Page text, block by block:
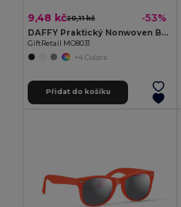
9,48 kč20,11 kč -53%
DAFFY Praktický Nonwoven Batoh s Šňůrkou 80g/m²
GiftRetail MO8031
+4 Colors
Přidat do košíku